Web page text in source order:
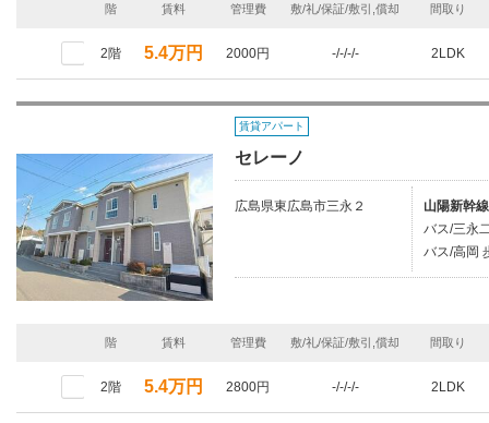
階 賃料 管理費 敷/礼/保証/敷引,償却 間取り
2階 5.4万円 2000円 -/-/-/- 2LDK
賃貸アパート
セレーノ
広島県東広島市三永２
山陽新幹
バス/三永
バス/高岡
階 賃料 管理費 敷/礼/保証/敷引,償却 間取り
2階 5.4万円 2800円 -/-/-/- 2LDK